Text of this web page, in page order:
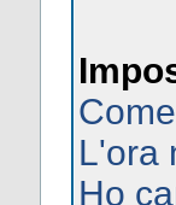
L'ora
Ho